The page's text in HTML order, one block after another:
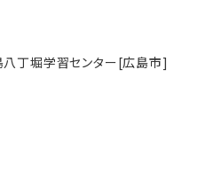
八丁堀学習センター[広島市]